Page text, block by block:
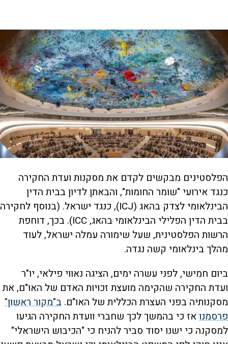
הפלסטינים מבקשים לקדם את מסקנות ועדת החקירה
כנגד אירועי "שומר החומות", והבאתן לדיון בבית הדין
הבינלאומי לצדק בהאג (ICJ), כנגד ישראל. (בנוסף לחקירה
בבית הדין הפלילי הבינלאומי בהאג, ICC). בכך, דוחפת
הרשות הפלסטינית, שעל שימורה עמלה ישראל, לעוד
מהלך בינלאומי קשה נגדה.
ביום חמישי, לפני עשרה ימים, הציגה נאווי פילאי, יו"ר
ועדת החקירה שהקימה מועצת זכויות האדם של האו"ם, את
מסקנותיה בפני העצרת הכללית של האו"ם. ב"מקור ראשון"
פרסמנואז כי בהמשך לכך שחברי וועדת החקירה הגיעו
למסקנה כי ישנו יסוד סביר להניח כי "הכיבוש הישראלי"